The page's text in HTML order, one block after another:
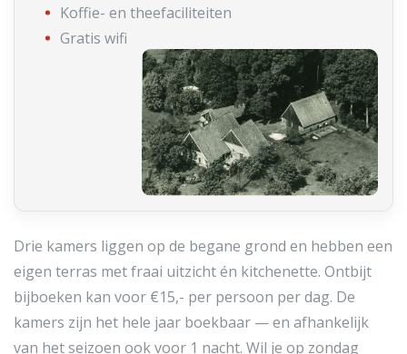
Koffie- en theefaciliteiten
Gratis wifi
Drie kamers liggen op de begane grond en hebben een
eigen terras met fraai uitzicht én kitchenette. Ontbijt
bijboeken kan voor €15,- per persoon per dag. De
kamers zijn het hele jaar boekbaar — en afhankelijk
van het seizoen ook voor 1 nacht. Wil je op zondag